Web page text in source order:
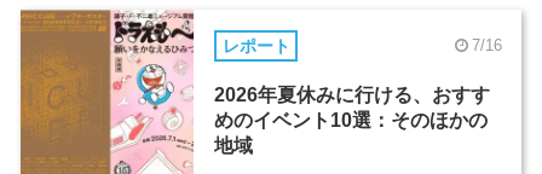
レポート 7/16
2026年夏休みに行ける、おすす
めのイベント10選：そのほかの
地域